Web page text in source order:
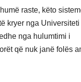
raste, këto
kryer nga Universiteti
nga hulumtimi i
që nuk janë folës